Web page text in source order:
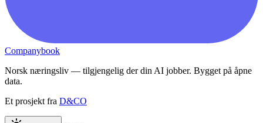
Companybook
Norsk næringsliv — tilgjengelig der din AI jobber. Bygget på åpne
data.
Et prosjekt fra D&CO